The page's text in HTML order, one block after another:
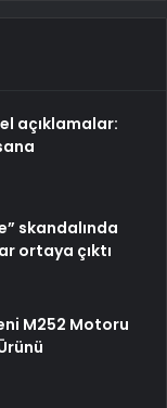
açıklamalar:
skandalında
ortaya çıktı
M252 Motoru